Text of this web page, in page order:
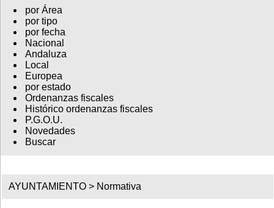
por Área
por tipo
por fecha
Nacional
Andaluza
Local
Europea
por estado
Ordenanzas fiscales
Histórico ordenanzas fiscales
P.G.O.U.
Novedades
Buscar
AYUNTAMIENTO > Normativa